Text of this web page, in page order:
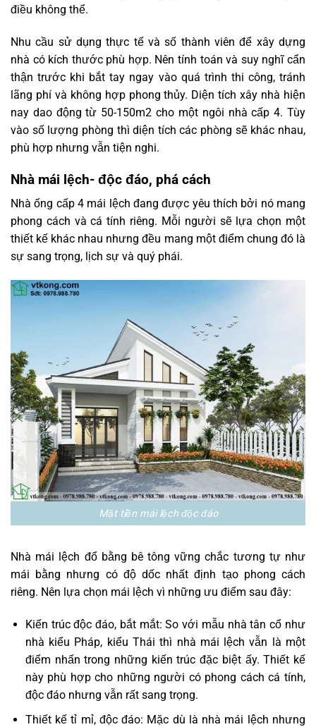
điều không thể.
Nhu cầu sử dụng thực tế và số thành viên để xây dựng
nhà có kích thước phù hợp. Nên tính toán và suy nghĩ cẩn
thận trước khi bắt tay ngay vào quá trình thi công, tránh
lãng phí và không hợp phong thủy. Diện tích xây nhà hiện
nay dao động từ 50-150m2 cho một ngôi nhà cấp 4. Tùy
vào số lượng phòng thì diện tích các phòng sẽ khác nhau,
phù hợp nhưng vẫn tiện nghi.
Nhà mái lệch- độc đáo, phá cách
Nhà ống cấp 4 mái lệch đang được yêu thích bởi nó mang
phong cách và cá tính riêng. Mỗi người sẽ lựa chọn một
thiết kế khác nhau nhưng đều mang một điểm chung đó là
sự sang trọng, lịch sự và quý phái.
Mặt tiền mái lệch độc đáo
Nhà mái lệch đổ bằng bê tông vững chắc tương tự như
mái bằng nhưng có độ dốc nhất định tạo phong cách
riêng. Nên lựa chọn mái lệch vì những ưu điểm sau đây:
Kiến trúc độc đáo, bắt mắt: So với mẫu nhà tân cổ như
nhà kiểu Pháp, kiểu Thái thì nhà mái lệch vẫn là một
điểm nhấn trong những kiến trúc đặc biệt ấy. Thiết kế
này phù hợp cho những người có phong cách cá tính,
độc đáo nhưng vẫn rất sang trọng.
Thiết kế tỉ mỉ, độc đáo: Mặc dù là nhà mái lệch nhưng